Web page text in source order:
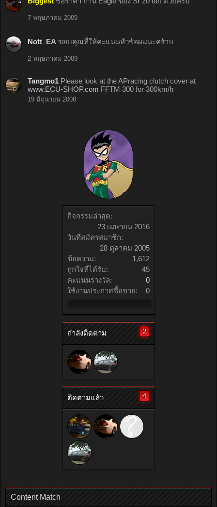
กิจกรรมล่าสุด:
23 เมษายน 2016
วันที่สมัครสมาชิก:
28 ตุลาคม 2005
ข้อความ:
1,612
ถูกใจที่ได้รับ:
45
คะแนนรางวัล:
0
ใช้งานประกาศซื้อขาย:
0
กำลังติดตาม 2
ติดตามแล้ว 4
7 พฤษภาคม 2009
Nott_EA ขอบคุณที่ให้คะแนนหัวข้อผมนะคร้าบ
2 พฤษภาคม 2009
Tangmo1 Please look at the APracing clutch cover at
www.ECU-SHOP.com FFTM 300 for 300km/h
19 มิถุนายน 2008
Content Match